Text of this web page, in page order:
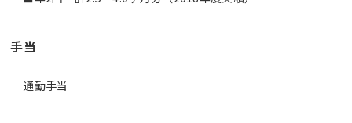
手当
通勤手当